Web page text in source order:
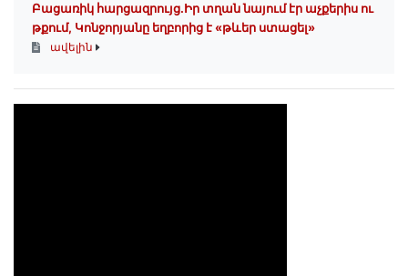
Բացառիկ հարցազրույց.Իր տղան նայում էր աչքերիս ու
թքում, Կոնջորյանը եղբորից է «թևեր ստացել»
ավելին